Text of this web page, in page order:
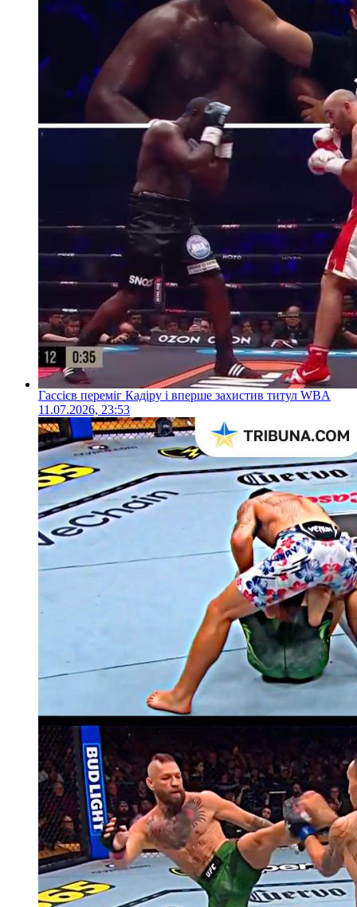
Гассієв переміг Кадіру і вперше захистив титул WBA
11.07.2026, 23:53